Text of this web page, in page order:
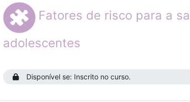
Fatores de risco para a
adolescentes
Disponível se: Inscrito no curso.